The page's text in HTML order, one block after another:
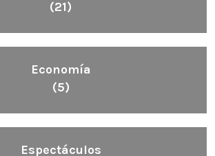
(21)
Economía
(5)
Espectáculos